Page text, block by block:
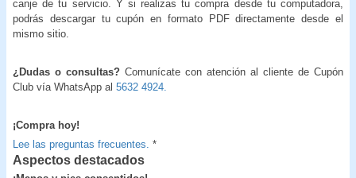
canje de tu servicio. Y si realizas tu compra desde tu computadora,
podrás descargar tu cupón en formato PDF directamente desde el
mismo sitio.
¿Dudas o consultas? Comunícate con atención al cliente de Cupón
Club vía WhatsApp al 5632 4924.
¡Compra hoy!
Lee las preguntas frecuentes. *
Aspectos destacados